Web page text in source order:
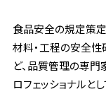
食品安全の規定策
材料・工程の安全性
ど、品質管理の専門
ロフェッショナルと